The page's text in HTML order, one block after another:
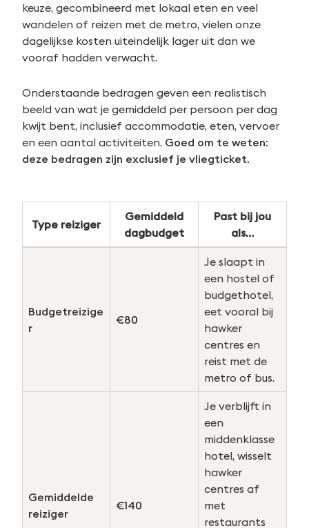
keuze, gecombineerd met lokaal eten en veel
wandelen of reizen met de metro, vielen onze
dagelijkse kosten uiteindelijk lager uit dan we
vooraf hadden verwacht.
Onderstaande bedragen geven een realistisch
beeld van wat je gemiddeld per persoon per dag
kwijt bent, inclusief accommodatie, eten, vervoer
en een aantal activiteiten. Goed om te weten:
deze bedragen zijn exclusief je vliegticket.
Type reiziger
Gemiddeld
dagbudget
Past bij jou
als…
Budgetreizige
r
€80
Je slaapt in
een hostel of
budgethotel,
eet vooral bij
hawker
centres en
reist met de
metro of bus.
Gemiddelde
reiziger
€140
Je verblijft in
een
middenklasse
hotel, wisselt
hawker
centres af
met
restaurants